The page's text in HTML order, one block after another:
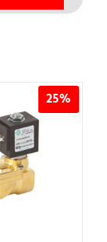
25%